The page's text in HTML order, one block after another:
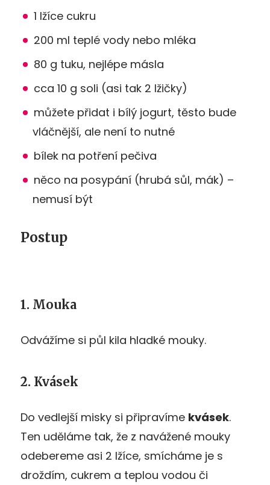
1 lžíce cukru
200 ml teplé vody nebo mléka
80 g tuku, nejlépe másla
cca 10 g soli (asi tak 2 lžičky)
můžete přidat i bílý jogurt, těsto bude
vláčnější, ale není to nutné
bílek na potření pečiva
něco na posypání (hrubá sůl, mák) –
nemusí být
Postup
1. Mouka
Odvážíme si půl kila hladké mouky.
2. Kvásek
Do vedlejší misky si připravíme kvásek.
Ten uděláme tak, že z navážené mouky
odebereme asi 2 lžíce, smícháme je s
droždím, cukrem a teplou vodou či